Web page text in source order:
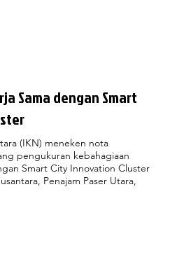
Sama dengan Smart
(IKN) meneken nota
pengukuran kebahagiaan
Smart City Innovation Cluster
Penajam Paser Utara,